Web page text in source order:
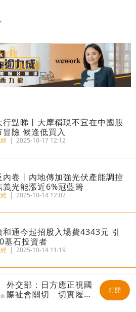
行點睇丨大摩稱現不宜在中國股
冒險 候逢低買入
| 2025-10-17 12:12
內卷丨內地傳加強光伏產能調控
義光能漲近6%冠藍籌
| 2025-10-14 12:02
和通今起招股入場費4343元 引
基石投資者
| 2025-10-14 11:19
港匯再觸7.85弱方保證 金管局200
接港元沽盤
外交部：日方應正視國
際社會關切 切實履行
不擴散核武器的國際法
打開